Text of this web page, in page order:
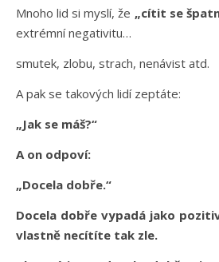
Mnoho lid si myslí, že „cítit se
extrémní negativitu…
smutek, zlobu, strach, nenávist atd.
A pak se takových lidí zeptáte:
„Jak se máš?“
A on odpoví:
„Docela dobře.“
Docela dobře vypadá jako
vlastně necítíte tak zle.